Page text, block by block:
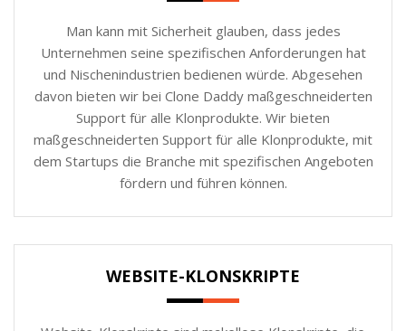
Man kann mit Sicherheit glauben, dass jedes
Unternehmen seine spezifischen Anforderungen hat
und Nischenindustrien bedienen würde. Abgesehen
davon bieten wir bei Clone Daddy maßgeschneiderten
Support für alle Klonprodukte. Wir bieten
maßgeschneiderten Support für alle Klonprodukte, mit
dem Startups die Branche mit spezifischen Angeboten
fördern und führen können.
WEBSITE-KLONSKRIPTE